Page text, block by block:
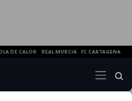
DE CALOR REAL MURCIA FC CARTAGENA